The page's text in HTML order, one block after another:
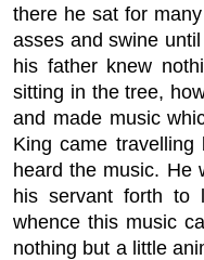
there he sat for
asses and swine
his father knew
sitting in the tree,
and made music
King came
heard the music. He
his servant forth to
whence this music
nothing but a little